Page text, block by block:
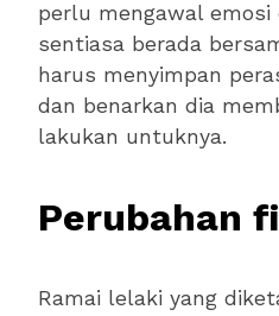
perlu mengawal
sentiasa berada
harus menyimpan
dan benarkan dia
lakukan untuknya.
Perubahan
Ramai lelaki yang